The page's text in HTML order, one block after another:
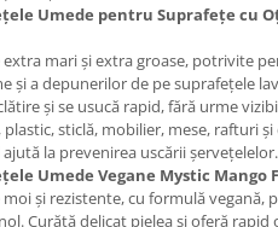
Umede pentru Suprafețe cu
extra mari și extra groase, potrivite
și a depunerilor de pe suprafețele
și se usucă rapid, fără urme
plastic, sticlă, mobilier, mese, rafturi
ajută la prevenirea uscării șervețelelor.
Umede Vegane Mystic Mango
moi și rezistente, cu formulă
Curăță delicat pielea și oferă